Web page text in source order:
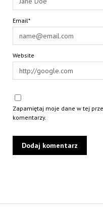
Email*
Website
Zapamiętaj moje dane w tej
komentarzy.